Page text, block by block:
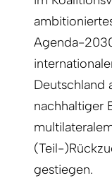
Agenda-
Deutschland
nachhaltiger
(Teil-
gestiegen.